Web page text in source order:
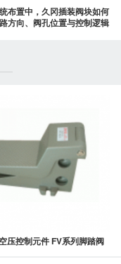
布置中，久冈插装阀块如何
方向、阀孔位置与控制逻辑
压控制元件 FV系列脚踏阀